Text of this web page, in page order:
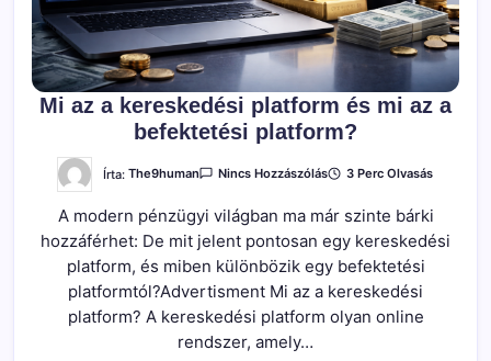
Mi az a kereskedési platform és mi az a
befektetési platform?
Írta: The9human Nincs HozzászólásA(z)
A
Platform
És
Mi
Az
A
Befektetési
Platform?
3 Perc Olvasás
A modern pénzügyi világban ma már szinte bárki
hozzáférhet: De mit jelent pontosan egy kereskedési
platform, és miben különbözik egy befektetési
platformtól?Advertisment Mi az a kereskedési
platform? A kereskedési platform olyan online
rendszer, amely…